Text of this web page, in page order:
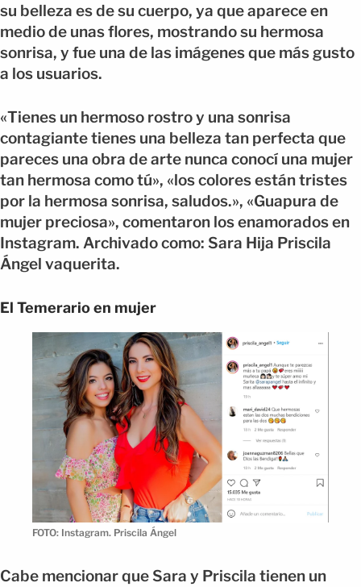
su belleza es de su cuerpo, ya que aparece en
medio de unas flores, mostrando su hermosa
sonrisa, y fue una de las imágenes que más gusto
a los usuarios.
«Tienes un hermoso rostro y una sonrisa
contagiante tienes una belleza tan perfecta que
pareces una obra de arte nunca conocí una mujer
tan hermosa como tú», «los colores están tristes
por la hermosa sonrisa, saludos.», «Guapura de
mujer preciosa», comentaron los enamorados en
Instagram. Archivado como: Sara Hija Priscila
Ángel vaquerita.
El Temerario en mujer
FOTO: Instagram. Priscila Ángel
Cabe mencionar que Sara y Priscila tienen un